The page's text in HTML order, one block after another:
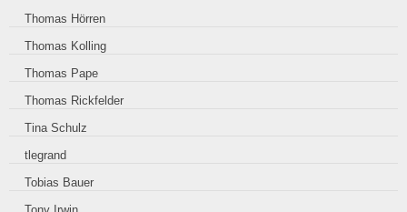
Thomas Hörren
Thomas Kolling
Thomas Pape
Thomas Rickfelder
Tina Schulz
tlegrand
Tobias Bauer